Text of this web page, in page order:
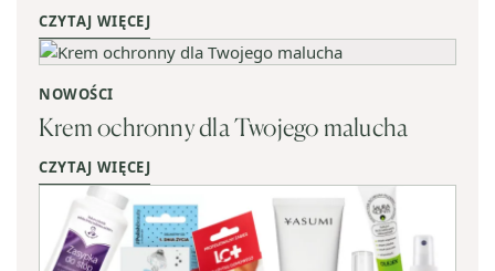
CZYTAJ WIĘCEJ
NOWOŚCI
Krem ochronny dla Twojego malucha
CZYTAJ WIĘCEJ